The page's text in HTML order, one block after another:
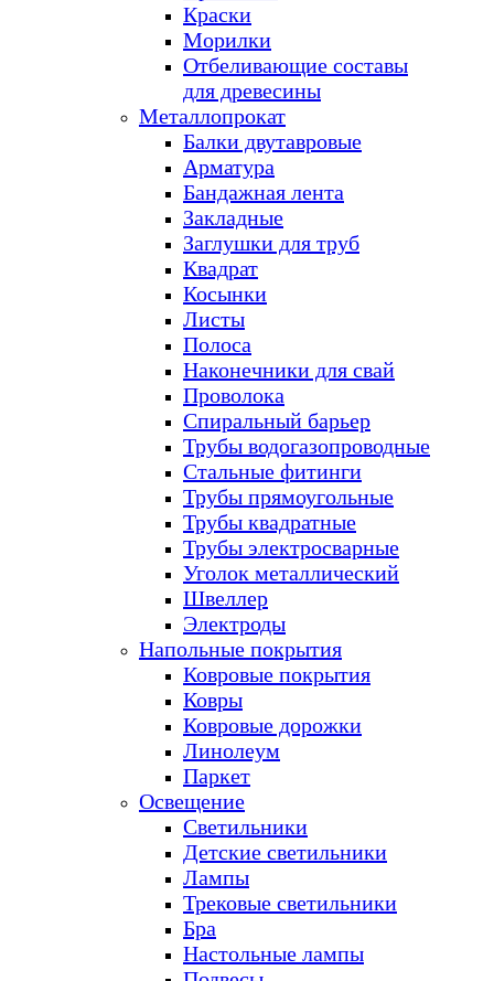
Краски
Морилки
Отбеливающие составы
для древесины
Металлопрокат
Балки двутавровые
Арматура
Бандажная лента
Закладные
Заглушки для труб
Квадрат
Косынки
Листы
Полоса
Наконечники для свай
Проволока
Спиральный барьер
Трубы водогазопроводные
Стальные фитинги
Трубы прямоугольные
Трубы квадратные
Трубы электросварные
Уголок металлический
Швеллер
Электроды
Напольные покрытия
Ковровые покрытия
Ковры
Ковровые дорожки
Линолеум
Паркет
Освещение
Светильники
Детские светильники
Лампы
Трековые светильники
Бра
Настольные лампы